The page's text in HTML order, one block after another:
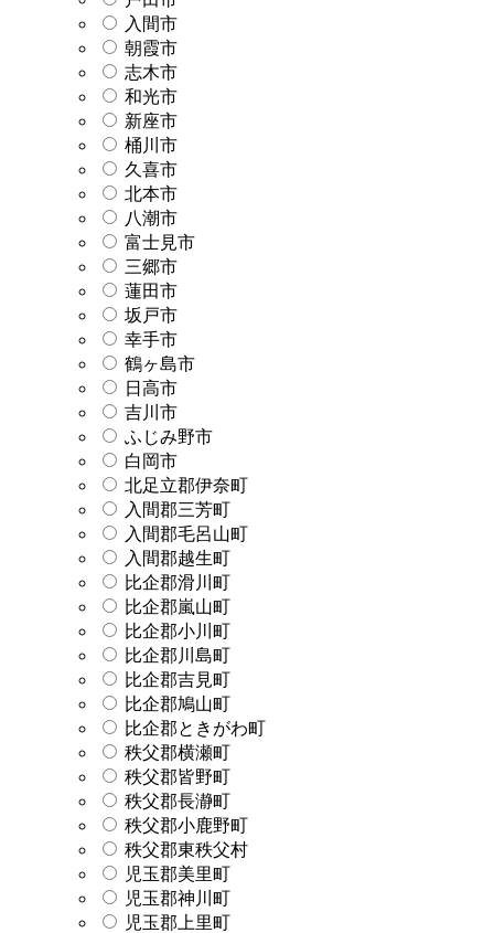
入間市
朝霞市
志木市
和光市
新座市
桶川市
久喜市
北本市
八潮市
富士見市
三郷市
蓮田市
坂戸市
幸手市
鶴ヶ島市
日高市
吉川市
ふじみ野市
白岡市
北足立郡伊奈町
入間郡三芳町
入間郡毛呂山町
入間郡越生町
比企郡滑川町
比企郡嵐山町
比企郡小川町
比企郡川島町
比企郡吉見町
比企郡鳩山町
比企郡ときがわ町
秩父郡横瀬町
秩父郡皆野町
秩父郡長瀞町
秩父郡小鹿野町
秩父郡東秩父村
児玉郡美里町
児玉郡神川町
児玉郡上里町